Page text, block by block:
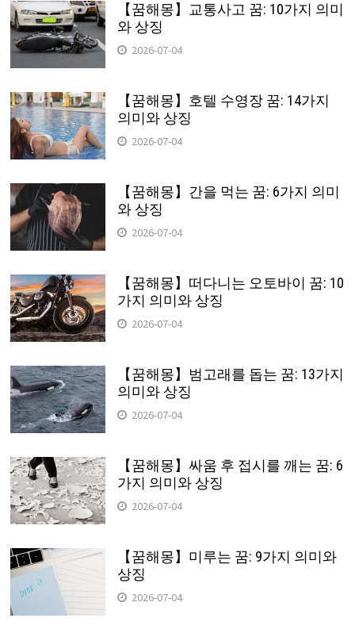
【꿈해몽】교통사고 꿈: 10가지 의미
와 상징
2026-07-04
【꿈해몽】호텔 수영장 꿈: 14가지
의미와 상징
2026-07-04
【꿈해몽】간을 먹는 꿈: 6가지 의미
와 상징
2026-07-04
【꿈해몽】떠다니는 오토바이 꿈: 10
가지 의미와 상징
2026-07-04
【꿈해몽】범고래를 돕는 꿈: 13가지
의미와 상징
2026-07-04
【꿈해몽】싸움 후 접시를 깨는 꿈: 6
가지 의미와 상징
2026-07-04
【꿈해몽】미루는 꿈: 9가지 의미와
상징
2026-07-04